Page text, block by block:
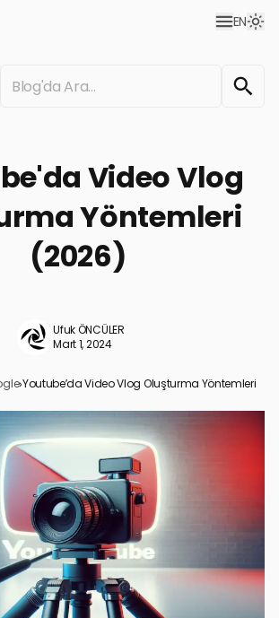
EN
Video Vlog
Yöntemleri
(2026)
Ufuk ÖNCÜLER
Mart 1, 2024
›Youtube’da Video Vlog Oluşturma Yöntemleri
Temelleri
Teknikleri
Artırma Stratejileri
Platformlarla Entegrasyon
Uyum
ve Hedef Belirleme
Vlog Oluşturmanın Yol Haritası
Oluşturma: Sıkça Sorulan Sorular